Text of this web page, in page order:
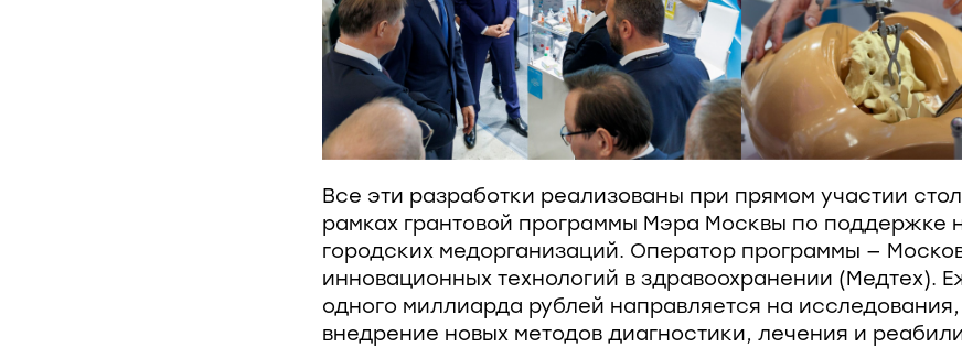
Все эти разработки реализованы при прямом участии
рамках грантовой программы Мэра Москвы по поддержке
городских медорганизаций. Оператор программы —
инновационных технологий в здравоохранении (Медтех).
одного миллиарда рублей направляется на
внедрение новых методов диагностики, лечения и